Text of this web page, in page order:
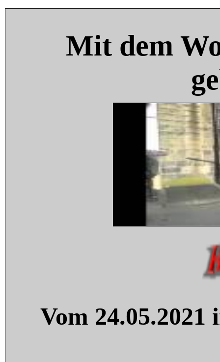
Mit dem
Vom